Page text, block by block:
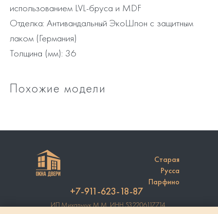
использованием LVL-бруса и MDF
Отделка: Антивандальный ЭкоШпон с защитным
лаком (Германия)
Толщина (мм): 36
Похожие модели
Старая
Русса
Парфино
+7-911-623-18-87
ИП Михальчук М.М. ИНН 532206117714